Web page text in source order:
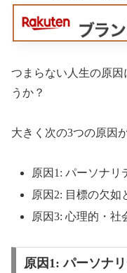
つまらない人生の原因
うか？
大きく次の3つの原因
原因1: パーソナリ
原因2: 目標の欠如
原因3: 心理的・社
原因1: パーソナ